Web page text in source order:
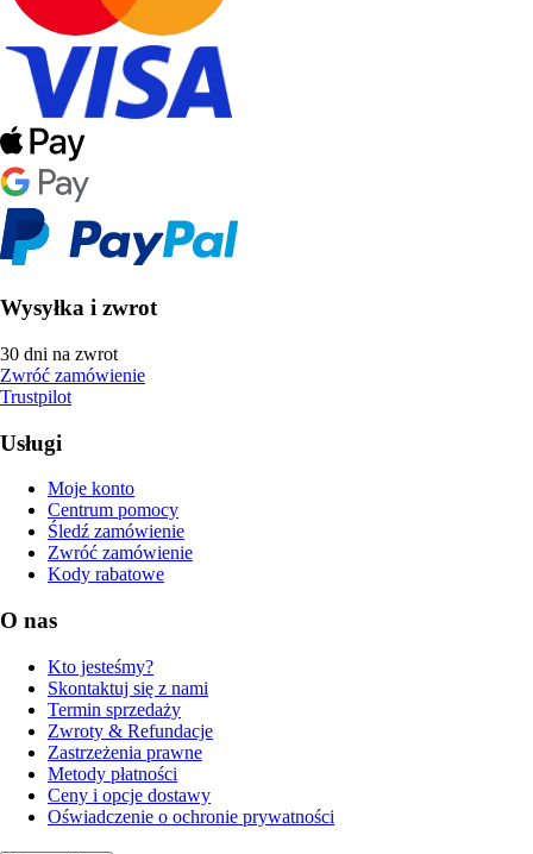
Wysyłka i zwrot
30 dni na zwrot
Zwróć zamówienie
Trustpilot
Usługi
Moje konto
Centrum pomocy
Śledź zamówienie
Zwróć zamówienie
Kody rabatowe
O nas
Kto jesteśmy?
Skontaktuj się z nami
Termin sprzedaży
Zwroty & Refundacje
Zastrzeżenia prawne
Metody płatności
Ceny i opcje dostawy
Oświadczenie o ochronie prywatności